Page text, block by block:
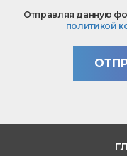
вопроса
Отправляя данную
политикой